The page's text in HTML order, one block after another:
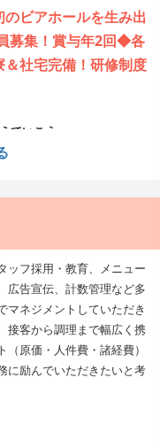
のビアホールを生み出
募集！賞与年2回◆各
社宅完備！研修制度
ていこう
ン」「エビスバー」を代表
そ、新しい発想やアイデア
チカラになりませんか。
システマチックになりが
研修でみんなと同じように
いる目標に向かって主体的
ば日本ビール検定、ビール
ソムリエといったアルコー
強に必要な費用は会社が負
ッフ採用・教育、メニュー
広告宣伝、計数管理など多
マネジメントしていただき
接客から調理まで幅広く携
原価・人件費・諸経費）
に励んでいただきたいと考